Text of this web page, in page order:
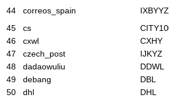
44
correos_spain IXBYYZ
45
cs
46
cxwl CXHY
47
czech_post IJKYZ
48
dadaowuliu DDWL
49
debang DBL
50
dhl DHL